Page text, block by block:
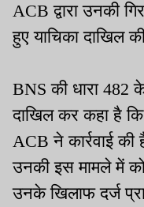
ACB द्वारा उनकी
हुए याचिका दाखिल
BNS की धारा 482
दाखिल कर कहा है
ACB ने कार्रवाई की
उनकी इस मामले में
उनके खिलाफ दर्ज